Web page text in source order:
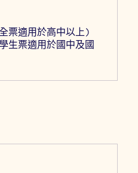
票適用於高中以上)
生票適用於國中及國